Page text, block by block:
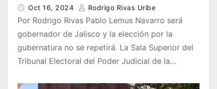
Oct 16, 2024 Rodrigo Rivas Uribe
Por Rodrigo Rivas Pablo Lemus Navarro será
gobernador de Jalisco y la elección por la
gubernatura no se repetirá. La Sala Superior del
Tribunal Electoral del Poder Judicial de la…